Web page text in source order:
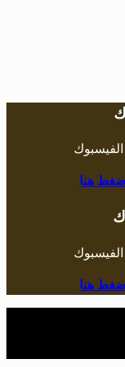
اضغط هنا
اضغط هنا